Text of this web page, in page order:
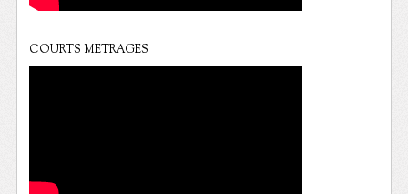
COURTS METRAGES